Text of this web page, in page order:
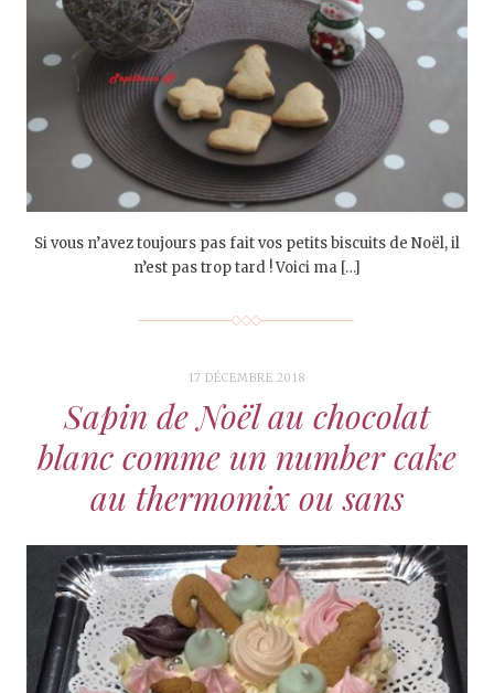
Si vous n’avez toujours pas fait vos petits biscuits de Noël, il
n’est pas trop tard ! Voici ma […]
17 DÉCEMBRE 2018
Sapin de Noël au chocolat
blanc comme un number cake
au thermomix ou sans